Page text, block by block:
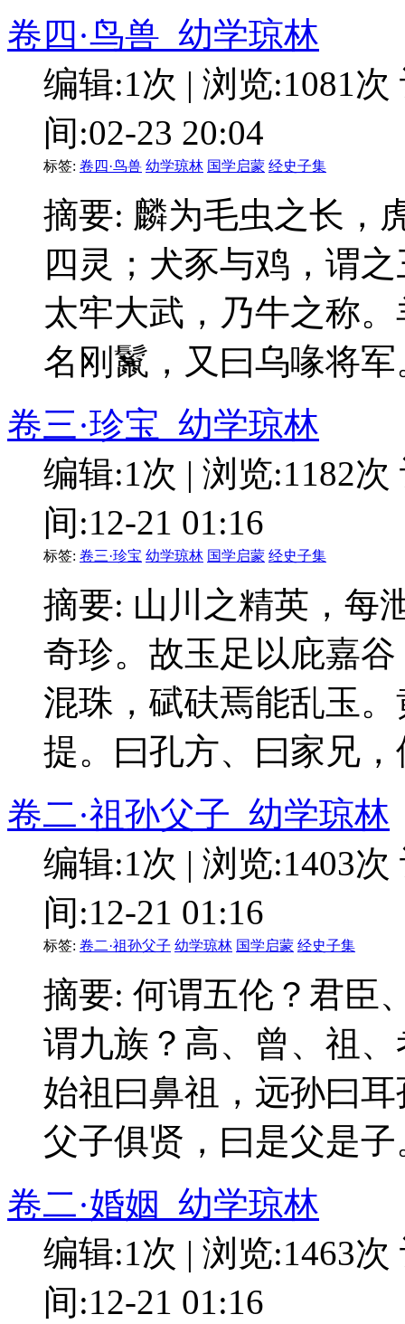
卷四·鸟兽_幼学琼林
编辑:1次 | 浏览:1081次
间:02-23 20:04
标签: 卷四·鸟兽 幼学琼林 国学启蒙 经史子集
摘要: 麟为毛虫之长，
四灵；犬豕与鸡，谓
太牢大武，乃牛之称
名刚鬣，又曰乌喙将
卷三·珍宝_幼学琼林
编辑:1次 | 浏览:1182次
间:12-21 01:16
标签: 卷三·珍宝 幼学琼林 国学启蒙 经史子集
摘要: 山川之精英，每
奇珍。故玉足以庇嘉
混珠，碔砆焉能乱玉
提。曰孔方、曰家兄
卷二·祖孙父子_幼学琼林
编辑:1次 | 浏览:1403次
间:12-21 01:16
标签: 卷二·祖孙父子 幼学琼林 国学启蒙 经史子集
摘要: 何谓五伦？君臣
谓九族？高、曾、祖
始祖曰鼻祖，远孙曰
父子俱贤，曰是父是
卷二·婚姻_幼学琼林
编辑:1次 | 浏览:1463次
间:12-21 01:16